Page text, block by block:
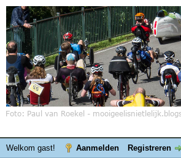
Welkom gast! Aanmelden Registreren